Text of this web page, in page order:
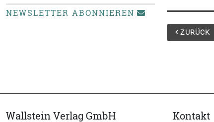
NEWSLETTER ABONNIEREN
ZURÜCK
Wallstein Verlag GmbH Kontakt